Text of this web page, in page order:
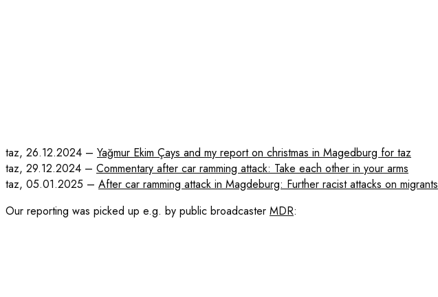
taz, 26.12.2024 – Yağmur Ekim Çays and my report on christmas in Magedburg for taz
taz, 29.12.2024 – Commentary after car ramming attack: Take each other in your arms
taz, 05.01.2025 – After car ramming attack in Magdeburg: Further racist attacks on migrants
Our reporting was picked up e.g. by public broadcaster MDR: